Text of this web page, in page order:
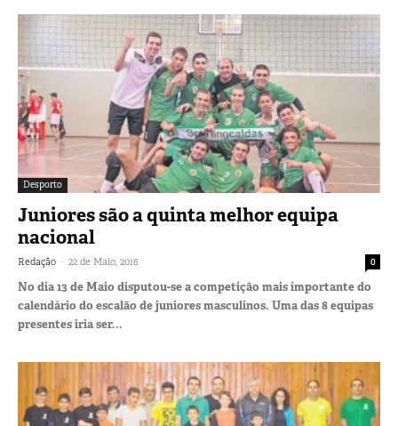
Desporto
Juniores são a quinta melhor equipa
nacional
Redação - 22 de Maio, 2016 0
No dia 13 de Maio disputou-se a competição mais importante do
calendário do escalão de juniores masculinos. Uma das 8 equipas
presentes iria ser...